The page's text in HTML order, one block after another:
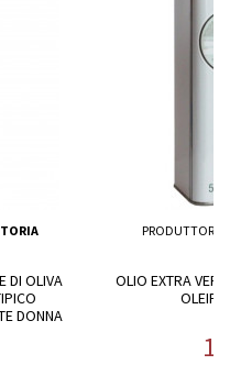
DI OLIVA
DONNA
PRODUTTORE:
OLIO EXTRA